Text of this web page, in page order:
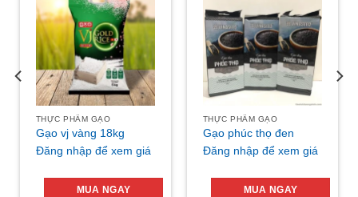
THỰC PHẨM GẠO
Gạo vj vàng 18kg
Đăng nhập để xem giá
MUA NGAY
THỰC PHẨM GẠO
Gạo phúc thọ đen
Đăng nhập để xem giá
MUA NGAY